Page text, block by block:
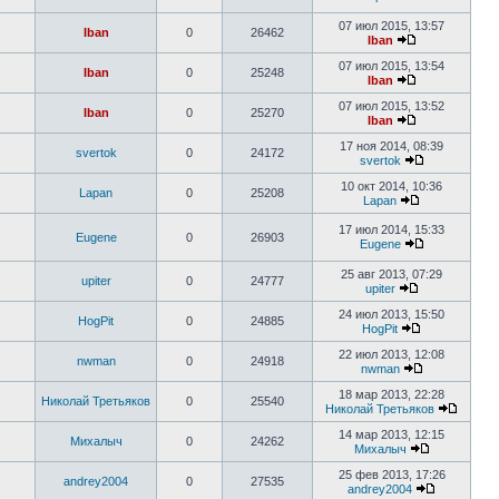
Iban 0 26462
07 июл 2015, 13:57
Iban
Iban 0 25248
07 июл 2015, 13:54
Iban
Iban 0 25270
07 июл 2015, 13:52
Iban
svertok 0 24172
17 ноя 2014, 08:39
svertok
Lapan 0 25208
10 окт 2014, 10:36
Lapan
Eugene 0 26903
17 июл 2014, 15:33
Eugene
upiter 0 24777
25 авг 2013, 07:29
upiter
HogPit 0 24885
24 июл 2013, 15:50
HogPit
nwman 0 24918
22 июл 2013, 12:08
nwman
Николай Третьяков 0 25540
18 мар 2013, 22:28
Николай Третьяков
Михалыч 0 24262
14 мар 2013, 12:15
Михалыч
andrey2004 0 27535
25 фев 2013, 17:26
andrey2004